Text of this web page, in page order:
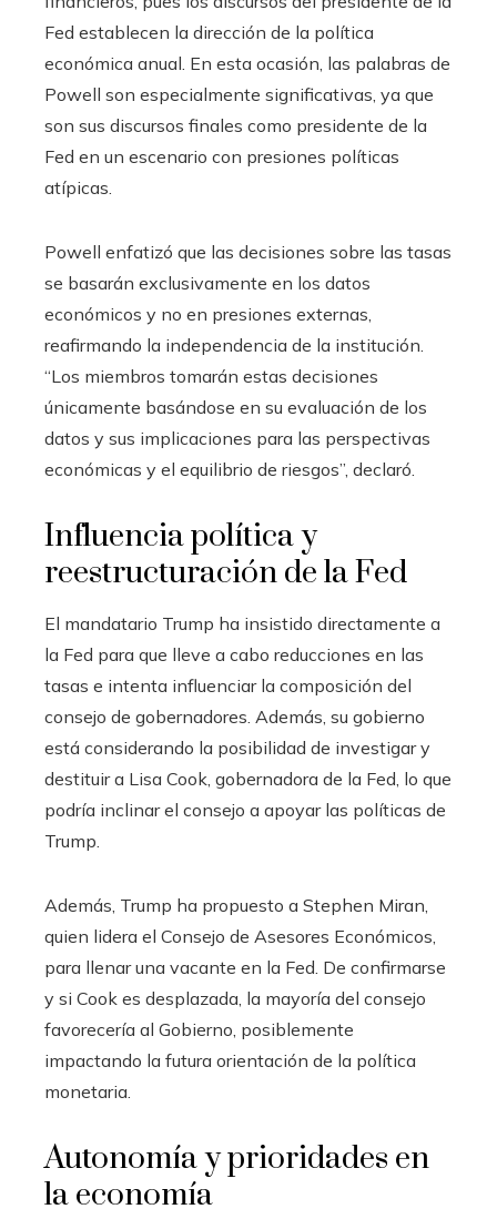
Fed establecen la dirección de la política
económica anual. En esta ocasión, las palabras de
Powell son especialmente significativas, ya que
son sus discursos finales como presidente de la
Fed en un escenario con presiones políticas
atípicas.
Powell enfatizó que las decisiones sobre las tasas
se basarán exclusivamente en los datos
económicos y no en presiones externas,
reafirmando la independencia de la institución.
“Los miembros tomarán estas decisiones
únicamente basándose en su evaluación de los
datos y sus implicaciones para las perspectivas
económicas y el equilibrio de riesgos”, declaró.
Influencia política y
reestructuración de la Fed
El mandatario Trump ha insistido directamente a
la Fed para que lleve a cabo reducciones en las
tasas e intenta influenciar la composición del
consejo de gobernadores. Además, su gobierno
está considerando la posibilidad de investigar y
destituir a Lisa Cook, gobernadora de la Fed, lo que
podría inclinar el consejo a apoyar las políticas de
Trump.
Además, Trump ha propuesto a Stephen Miran,
quien lidera el Consejo de Asesores Económicos,
para llenar una vacante en la Fed. De confirmarse
y si Cook es desplazada, la mayoría del consejo
favorecería al Gobierno, posiblemente
impactando la futura orientación de la política
monetaria.
Autonomía y prioridades en
la economía